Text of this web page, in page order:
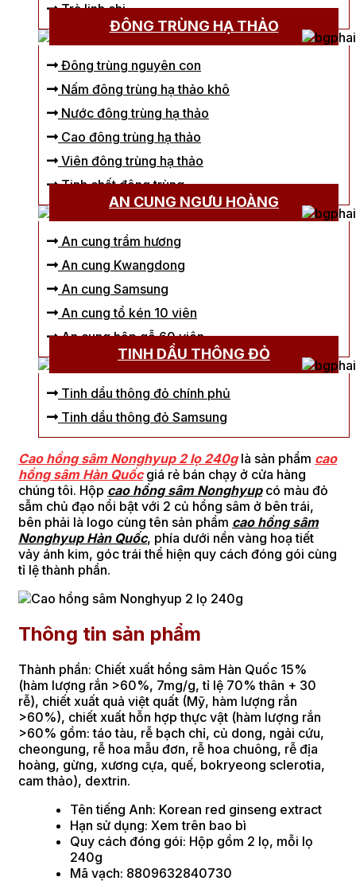
Trà linh chi
ĐÔNG TRÙNG HẠ THẢO
Đông trùng nguyên con
Nấm đông trùng hạ thảo khô
Nước đông trùng hạ thảo
Cao đông trùng hạ thảo
Viên đông trùng hạ thảo
Tinh chất đông trùng
AN CUNG NGƯU HOÀNG
An cung trầm hương
An cung Kwangdong
An cung Samsung
An cung tổ kén 10 viên
An cung hộp gỗ 60 viên
TINH DẦU THÔNG ĐỎ
Tinh dầu thông đỏ chính phủ
Tinh dầu thông đỏ Samsung
Cao hồng sâm Nonghyup 2 lọ 240glà sản phẩm cao
hồng sâm Hàn Quốcgiá rẻ bán chạy ở cửa hàng
chúng tôi. Hộp cao hồng sâm Nonghyupcó màu đỏ
sẫm chủ đạo nổi bật với 2 củ hồng sâm ở bên trái,
bên phải là logo cùng tên sản phẩm cao hồng sâm
Nonghyup Hàn Quốc, phía dưới nền vàng hoạ tiết
vảy ánh kim, góc trái thể hiện quy cách đóng gói cùng
tỉ lệ thành phần.
Thông tin sản phẩm
Thành phần: Chiết xuất hồng sâm Hàn Quốc 15%
(hàm lượng rắn >60%, 7mg/g, tỉ lệ 70% thân + 30
rễ), chiết xuất quả việt quất (Mỹ, hàm lượng rắn
>60%), chiết xuất hỗn hợp thực vật (hàm lượng rắn
>60% gồm: táo tàu, rễ bạch chỉ, củ dong, ngải cứu,
cheongung, rễ hoa mẫu đơn, rễ hoa chuông, rễ địa
hoàng, gừng, xương cựa, quế, bokryeong sclerotia,
cam thảo), dextrin.
Tên tiếng Anh: Korean red ginseng extract
Hạn sử dụng: Xem trên bao bì
Quy cách đóng gói: Hộp gồm 2 lọ, mỗi lọ
240g
Mã vạch: 8809632840730